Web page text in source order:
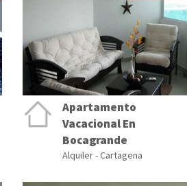
Apartamento
Vacacional En
Bocagrande
Alquiler - Cartagena